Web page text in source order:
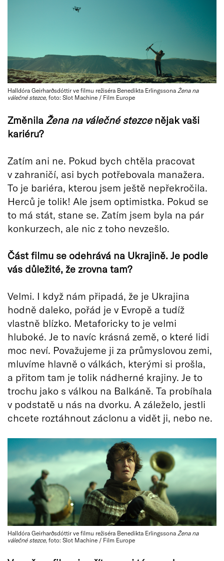
Halldóra Geirharðsdóttir ve filmu režiséra Benedikta Erlingssona Žena na
válečné stezce, foto: Slot Machine / Film Europe
Změnila Žena na válečné stezcenějak vaši
kariéru?
Zatím ani ne. Pokud bych chtěla pracovat
v zahraničí, asi bych potřebovala manažera.
To je bariéra, kterou jsem ještě nepřekročila.
Herců je tolik! Ale jsem optimistka. Pokud se
to má stát, stane se. Zatím jsem byla na pár
konkurzech, ale nic z toho nevzešlo.
Část filmu se odehrává na Ukrajině. Je podle
vás důležité, že zrovna tam?
Velmi. I když nám připadá, že je Ukrajina
hodně daleko, pořád je v Evropě a tudíž
vlastně blízko. Metaforicky to je velmi
hluboké. Je to navíc krásná země, o které lidi
moc neví. Považujeme ji za průmyslovou zemi,
mluvíme hlavně o válkách, kterými si prošla,
a přitom tam je tolik nádherné krajiny. Je to
trochu jako s válkou na Balkáně. Ta probíhala
v podstatě u nás na dvorku. A záleželo, jestli
chcete roztáhnout záclonu a vidět ji, nebo ne.
Halldóra Geirharðsdóttir ve filmu režiséra Benedikta Erlingssona Žena na
válečné stezce, foto: Slot Machine / Film Europe